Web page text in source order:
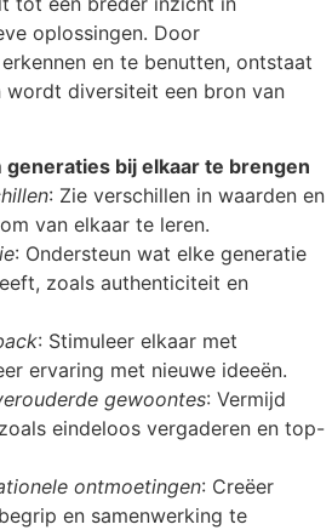
oplossingen. Door
en te benutten, ontstaat
wordt diversiteit een bron van
bij elkaar te brengen
: Zie verschillen in waarden en
van elkaar te leren.
: Ondersteun wat elke generatie
zoals authenticiteit en
: Stimuleer elkaar met
ervaring met nieuwe ideeën.
gewoontes: Vermijd
eindeloos vergaderen en top-
ontmoetingen: Creëer
en samenwerking te